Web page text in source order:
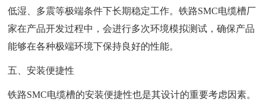
低湿、多震等极端条件下长期稳定工作。铁路SMC电缆槽厂
家在产品开发过程中，会进行多次环境模拟测试，确保产品
能够在各种极端环境下保持良好的性能。
五、安装便捷性
铁路SMC电缆槽的安装便捷性也是其设计的重要考虑因素。